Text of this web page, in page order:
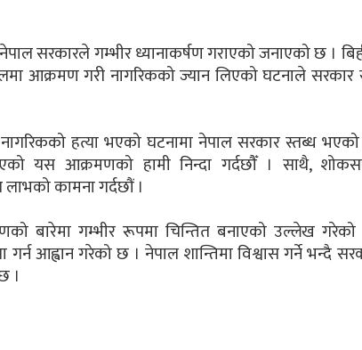
सरकारले गम्भीर ध्यानाकर्षण गराएको जनाएको छ ।
आक्रमण गरी नागरिकको ज्यान लिएको घटनाले सरकार
नागरिकको हत्या भएको घटनामा नेपाल सरकार स्तब्ध
यस आक्रमणको हामी निन्दा गर्दछौँ । साथै,
कामना गर्दछौं ।
बारेमा गम्भीर रूपमा चिन्तित बनाएको उल्लेख
आह्वान गरेको छ । नेपाल शान्तिमा विश्वास गर्ने भन्दै
।